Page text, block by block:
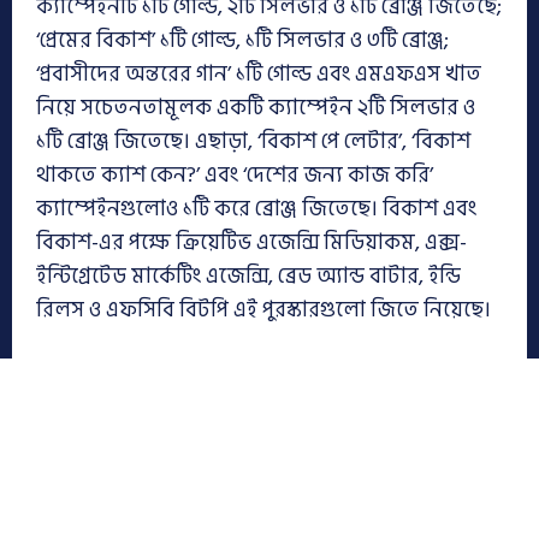
ক্যাম্পেইনটি ১টি গোল্ড, ২টি সিলভার ও ১টি ব্রোঞ্জ জিতেছে;
‘প্রেমের বিকাশ’ ১টি গোল্ড, ১টি সিলভার ও ৩টি ব্রোঞ্জ;
‘প্রবাসীদের অন্তরের গান’ ১টি গোল্ড এবং এমএফএস খাত
নিয়ে সচেতনতামূলক একটি ক্যাম্পেইন ২টি সিলভার ও
১টি ব্রোঞ্জ জিতেছে। এছাড়া, ‘বিকাশ পে লেটার’, ‘বিকাশ
থাকতে ক্যাশ কেন?’ এবং ‘দেশের জন্য কাজ করি’
ক্যাম্পেইনগুলোও ১টি করে ব্রোঞ্জ জিতেছে। বিকাশ এবং
বিকাশ-এর পক্ষে ক্রিয়েটিভ এজেন্সি মিডিয়াকম, এক্স-
ইন্টিগ্রেটেড মার্কেটিং এজেন্সি, ব্রেড অ্যান্ড বাটার, ইন্ডি
রিলস ও এফসিবি বিটপি এই পুরস্কারগুলো জিতে নিয়েছে।